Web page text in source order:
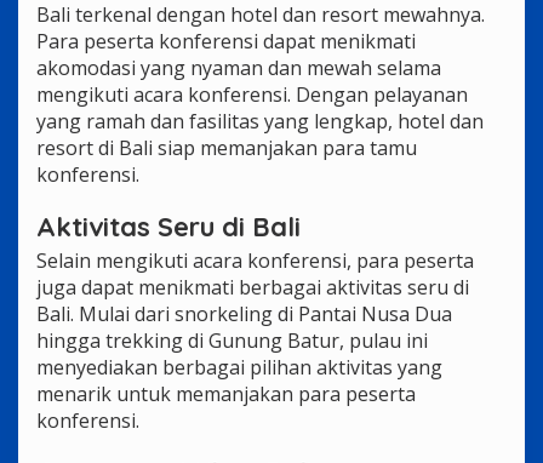
Bali terkenal dengan hotel dan resort mewahnya.
Para peserta konferensi dapat menikmati
akomodasi yang nyaman dan mewah selama
mengikuti acara konferensi. Dengan pelayanan
yang ramah dan fasilitas yang lengkap, hotel dan
resort di Bali siap memanjakan para tamu
konferensi.
Aktivitas Seru di Bali
Selain mengikuti acara konferensi, para peserta
juga dapat menikmati berbagai aktivitas seru di
Bali. Mulai dari snorkeling di Pantai Nusa Dua
hingga trekking di Gunung Batur, pulau ini
menyediakan berbagai pilihan aktivitas yang
menarik untuk memanjakan para peserta
konferensi.